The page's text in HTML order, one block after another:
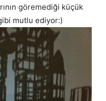
göremediği küçük
mutlu ediyor:)